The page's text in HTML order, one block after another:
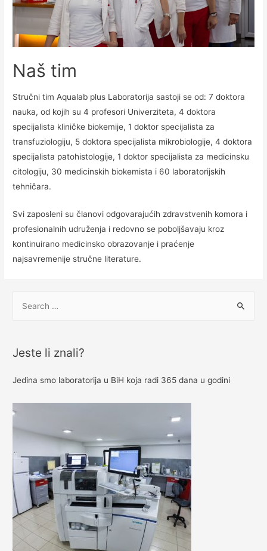
Naš tim
Stručni tim Aqualab plus Laboratorija sastoji se od: 7 doktora
nauka, od kojih su 4 profesori Univerziteta, 4 doktora
specijalista kliničke biokemije, 1 doktor specijalista za
transfuziologiju, 5 doktora specijalista mikrobiologije, 4 doktora
specijalista patohistologije, 1 doktor specijalista za medicinsku
citologiju, 30 medicinskih biokemista i 60 laboratorijskih
tehničara.
Svi zaposleni su članovi odgovarajućih zdravstvenih komora i
profesionalnih udruženja i redovno se poboljšavaju kroz
kontinuirano medicinsko obrazovanje i praćenje
najsavremenije stručne literature.
h
o
Jeste li znali?
Jedina smo laboratorija u BiH koja radi 365 dana u godini